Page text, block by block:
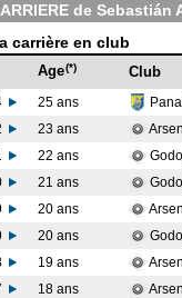
de Sebastián
carrière en club
Age(*) Club
25 ans
23 ans
22 ans
21 ans
20 ans
20 ans
19 ans
18 ans